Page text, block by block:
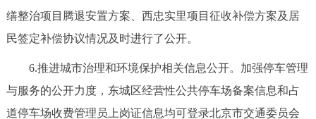
缮整治项目腾退安置方案、西忠实里项目征收补偿方案及居
民签定补偿协议情况及时进行了公开。
6.推进城市治理和环境保护相关信息公开。加强停车管理
与服务的公开力度，东城区经营性公共停车场备案信息和占
道停车场收费管理员上岗证信息均可登录北京市交通委员会